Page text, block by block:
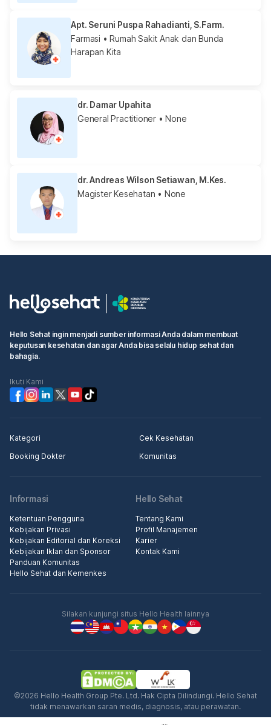
Apt. Seruni Puspa Rahadianti, S.Farm.
Farmasi • Rumah Sakit Anak dan Bunda
Harapan Kita
dr. Damar Upahita
General Practitioner • None
dr. Andreas Wilson Setiawan, M.Kes.
Magister Kesehatan • None
Hello Sehat ingin menjadi sumber informasi Anda dalam membuat
keputusan kesehatan dan agar Anda bisa selalu hidup sehat dan
bahagia.
Ikuti Kami
Kategori
Cek Kesehatan
Booking Dokter
Komunitas
Informasi
Ketentuan Pengguna
Kebijakan Privasi
Kebijakan Editorial dan Koreksi
Kebijakan Iklan dan Sponsor
Panduan Komunitas
Hello Sehat dan Kemenkes
Hello Sehat
Tentang Kami
Profil Manajemen
Karier
Kontak Kami
Silakan kunjungi situs Hello Health lainnya
©2026 Hello Health Group Pte. Ltd. Hak Cipta Dilindungi. Hello Sehat
tidak menawarkan saran medis, diagnosis, atau perawatan.